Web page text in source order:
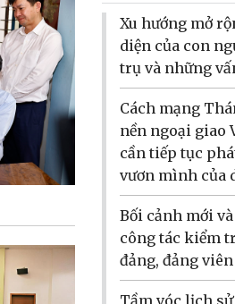
Xu hướng mở
diện của con
trụ và những
Cách mạng
nền ngoại giao
cần tiếp tục
vươn mình của
Bối cảnh mới
công tác kiểm
đảng, đảng
Tầm vóc lịch